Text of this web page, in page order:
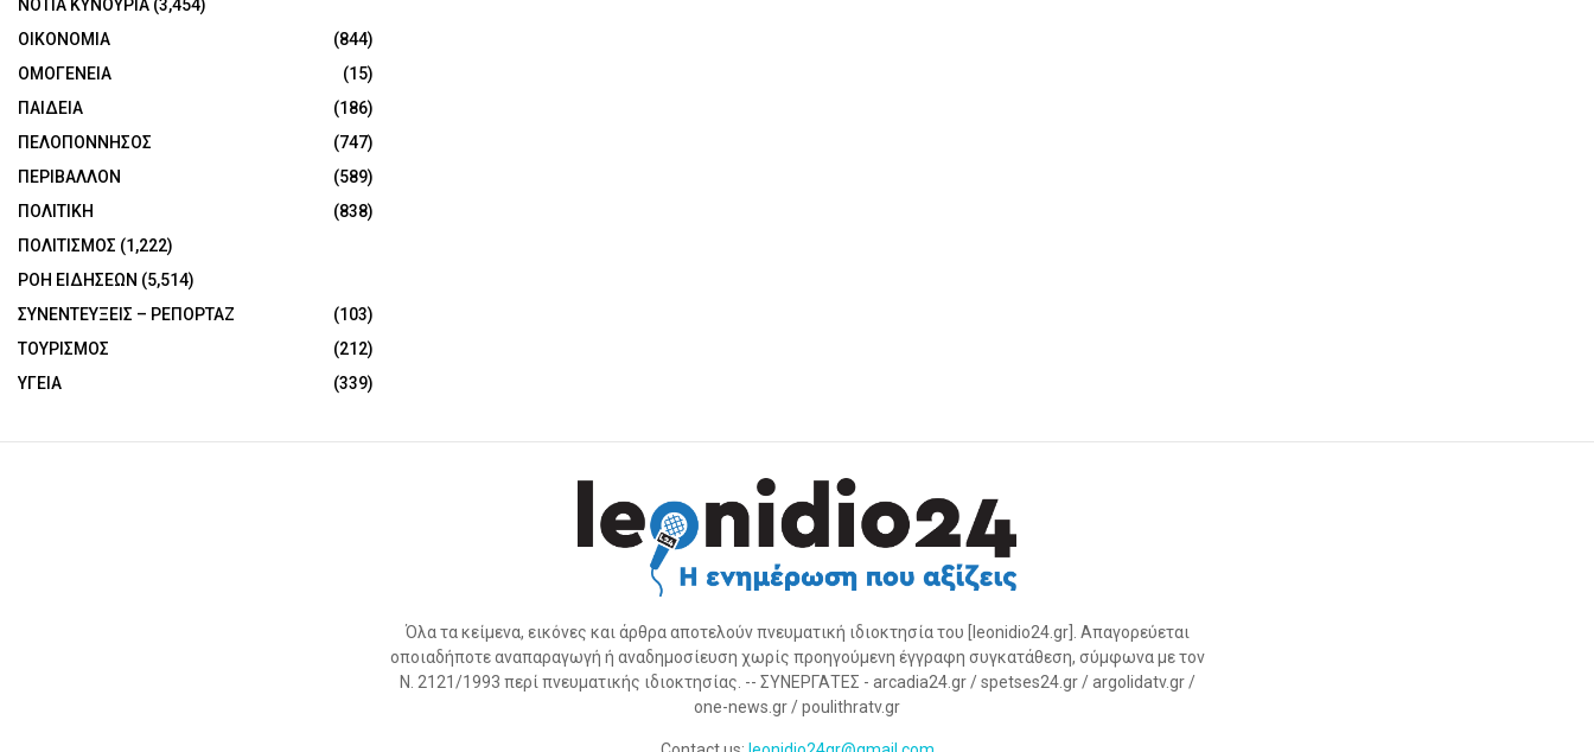
ΝΟΤΙΑ ΚΥΝΟΥΡΙΑ (3,454)
ΟΙΚΟΝΟΜΙΑ
(844)
ΟΜΟΓΕΝΕΙΑ
(15)
ΠΑΙΔΕΙΑ
(186)
ΠΕΛΟΠΟΝΝΗΣΟΣ
(747)
ΠΕΡΙΒΑΛΛΟΝ
(589)
ΠΟΛΙΤΙΚΗ
(838)
ΠΟΛΙΤΙΣΜΟΣ (1,222)
ΡΟΗ ΕΙΔΗΣΕΩΝ (5,514)
ΣΥΝΕΝΤΕΥΞΕΙΣ – ΡΕΠΟΡΤΑΖ
(103)
ΤΟΥΡΙΣΜΟΣ
(212)
ΥΓΕΙΑ
(339)
Όλα τα κείμενα, εικόνες και άρθρα αποτελούν πνευματική ιδιοκτησία του [leonidio24.gr]. Απαγορεύεται
οποιαδήποτε αναπαραγωγή ή αναδημοσίευση χωρίς προηγούμενη έγγραφη συγκατάθεση, σύμφωνα με τον
Ν. 2121/1993 περί πνευματικής ιδιοκτησίας. -- ΣΥΝΕΡΓΑΤΕΣ - arcadia24.gr / spetses24.gr / argolidatv.gr /
one-news.gr / poulithratv.gr